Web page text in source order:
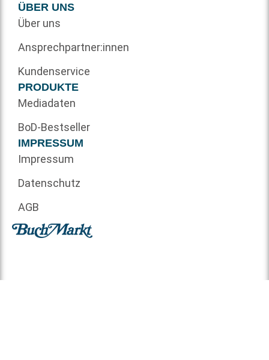
ÜBER UNS
Über uns
Ansprechpartner:innen
Kundenservice
PRODUKTE
Mediadaten
BoD-Bestseller
IMPRESSUM
Impressum
Datenschutz
AGB